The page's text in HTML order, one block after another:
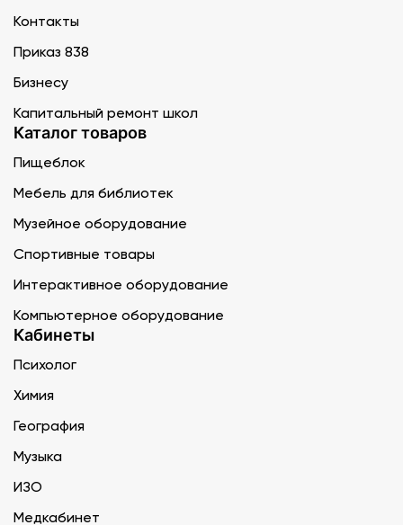
Контакты
Приказ 838
Бизнесу
Капитальный ремонт школ
Каталог товаров
Пищеблок
Мебель для библиотек
Музейное оборудование
Спортивные товары
Интерактивное оборудование
Компьютерное оборудование
Кабинеты
Психолог
Химия
География
Музыка
ИЗО
Медкабинет